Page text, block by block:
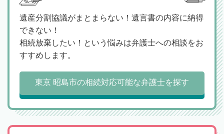
遺産分割協議がまとまらない！遺言書の内容に納得
できない！
相続放棄したい！という悩みは弁護士への相談をお
すすめします。
東京 昭島市の相続対応可能な弁護士を探す